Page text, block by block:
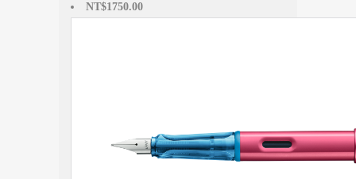
NT$1750.00